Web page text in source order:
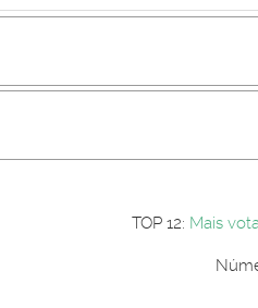
Os
TOP 12: Mais